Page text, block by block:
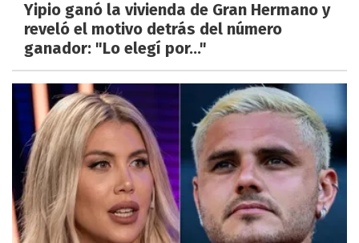
Yipio ganó la vivienda de Gran Hermano y
reveló el motivo detrás del número
ganador: "Lo elegí por..."